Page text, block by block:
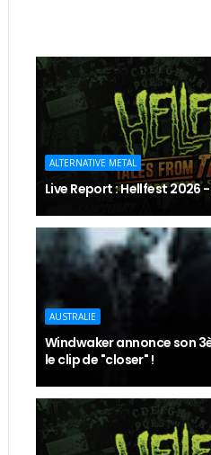
ALTERNATIVE METAL
Live Report : Hellfest 2026
AUSTRALIE
Windwaker annonce son
le clip de "closer" !